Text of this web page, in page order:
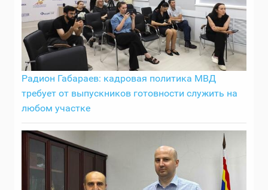
Радион Габараев: кадровая политика МВД
требует от выпускников готовности служить на
любом участке